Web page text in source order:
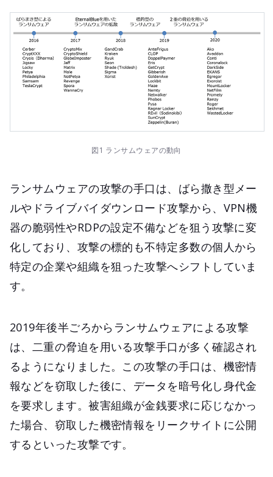
図1 ランサムウェアの動向
ランサムウェアの攻撃の手口は、ばら撒き型メー
ルやドライブバイダウンロード攻撃から、VPN機
器の脆弱性やRDPの設定不備などを狙う攻撃に変
化しており、攻撃の標的も不特定多数の個人から
特定の企業や組織を狙った攻撃へシフトしていま
す。
2019年後半ごろからランサムウェアによる攻撃
は、二重の脅迫を用いる攻撃手口が多く確認され
るようになりました。この攻撃の手口は、機密情
報などを窃取した後に、データを暗号化し身代金
を要求します。被害組織が金銭要求に応じなかっ
た場合、窃取した機密情報をリークサイトに公開
するといった攻撃です。